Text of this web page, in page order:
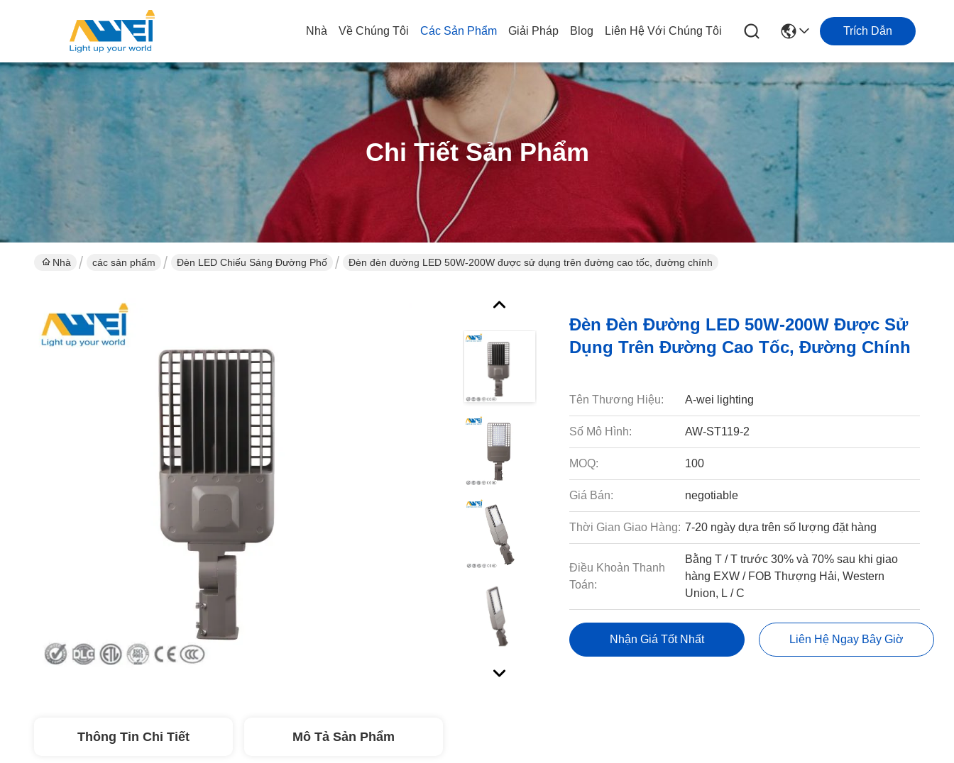
Nhà Về Chúng Tôi Các Sản Phẩm Giải Pháp Blog Liên Hệ Với Chúng Tôi Trích Dẫn
Chi Tiết Sản Phẩm
Nhà các sản phẩm Đèn LED Chiếu Sáng Đường Phố Đèn đèn đường LED 50W-200W được sử dụng trên đường cao tốc, đường chính
Đèn Đèn Đường LED 50W-200W Được Sử
Dụng Trên Đường Cao Tốc, Đường Chính
Tên Thương Hiệu: A-wei lighting
Số Mô Hình: AW-ST119-2
MOQ: 100
Giá Bán: negotiable
Thời Gian Giao Hàng: 7-20 ngày dựa trên số lượng đặt hàng
Điều Khoản Thanh
Toán:
Bằng T / T trước 30% và 70% sau khi giao
hàng EXW / FOB Thượng Hải, Western
Union, L / C
Nhận Giá Tốt Nhất Liên Hệ Ngay Bây Giờ
Thông Tin Chi Tiết Mô Tả Sản Phẩm